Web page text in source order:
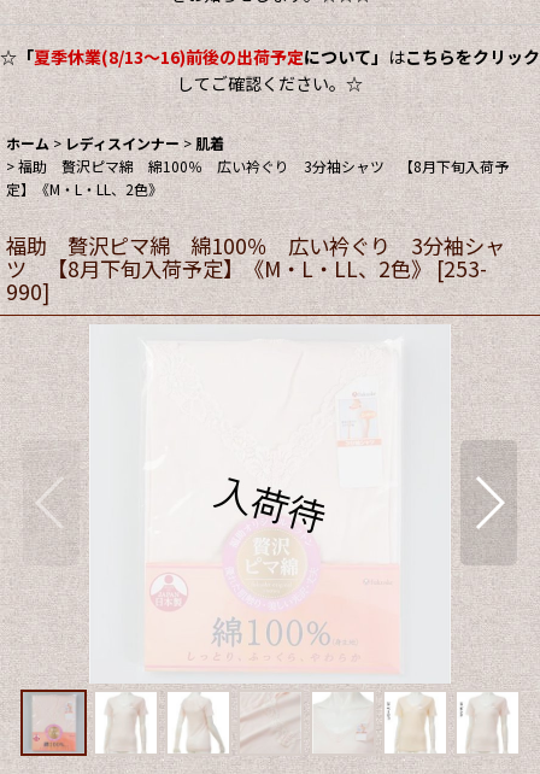
☆ 「夏季休業(8/13～16)前後の出荷予定について」はこちらをクリック
してご確認ください。☆
ホーム > レディスインナー > 肌着
>福助 贅沢ピマ綿 綿100％ 広い衿ぐり 3分袖シャツ 【8月下旬入荷予
定】《M・L・LL、2色》
福助 贅沢ピマ綿 綿100％ 広い衿ぐり 3分袖シャ
ツ 【8月下旬入荷予定】《M・L・LL、2色》 [253-
990]